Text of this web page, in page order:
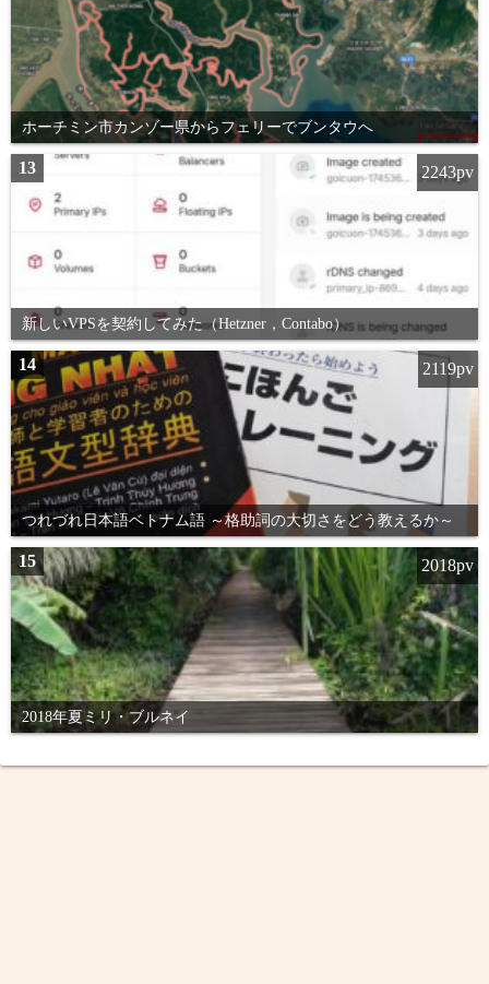
ホーチミン市カンゾー県からフェリーでブンタウへ
13
新しいVPSを契約してみた（Hetzner，Contabo）
2243pv
14
つれづれ日本語ベトナム語 ～格助詞の大切さをどう教えるか～
2119pv
15
2018年夏ミリ・ブルネイ
2018pv